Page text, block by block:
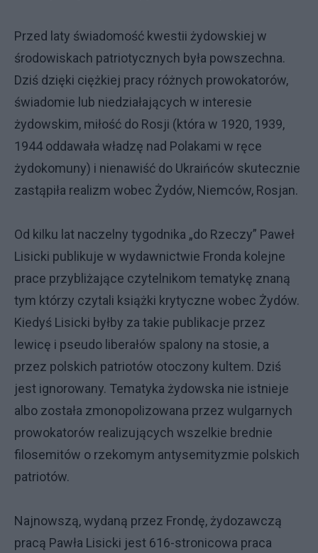
Przed laty świadomość kwestii żydowskiej w
środowiskach patriotycznych była powszechna.
Dziś dzięki ciężkiej pracy różnych prowokatorów,
świadomie lub niedziałających w interesie
żydowskim, miłość do Rosji (która w 1920, 1939,
1944 oddawała władzę nad Polakami w ręce
żydokomuny) i nienawiść do Ukraińców skutecznie
zastąpiła realizm wobec Żydów, Niemców, Rosjan.
Od kilku lat naczelny tygodnika „do Rzeczy” Paweł
Lisicki publikuje w wydawnictwie Fronda kolejne
prace przybliżające czytelnikom tematykę znaną
tym którzy czytali książki krytyczne wobec Żydów.
Kiedyś Lisicki byłby za takie publikacje przez
lewicę i pseudo liberałów spalony na stosie, a
przez polskich patriotów otoczony kultem. Dziś
jest ignorowany. Tematyka żydowska nie istnieje
albo została zmonopolizowana przez wulgarnych
prowokatorów realizujących wszelkie brednie
filosemitów o rzekomym antysemityzmie polskich
patriotów.
Najnowszą, wydaną przez Frondę, żydozawczą
pracą Pawła Lisicki jest 616-stronicowa praca